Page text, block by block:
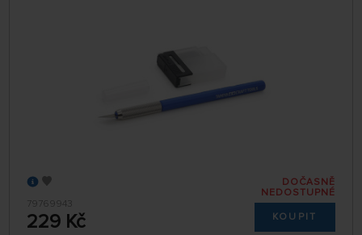
79769943
229 Kč
DOČASNĚ
NEDOSTUPNÉ
KOUPIT